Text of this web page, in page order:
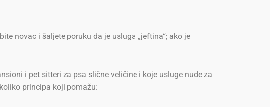
novac i šaljete poruku da je usluga „jeftina“; ako je
i pet sitteri za psa slične veličine i koje usluge nude za
principa koji pomažu: